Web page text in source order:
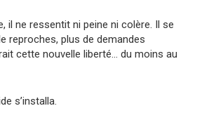
il ne ressentit ni peine ni colère. Il se
reproches, plus de demandes
cette nouvelle liberté… du moins au
s’installa.